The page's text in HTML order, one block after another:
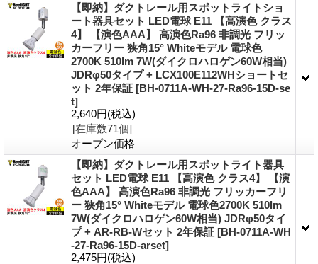
【即納】ダクトレール用スポットライトショ
ート器具セット LED電球 E11 【高演色 クラス
4】 【演色AAA】 高演色Ra96 非調光 フリッ
カーフリー 狭角15° Whiteモデル 電球色
2700K 510lm 7W(ダイクロハロゲン60W相当)
JDRφ50タイプ + LCX100E112WHショートセ
ット 2年保証 [BH-0711A-WH-27-Ra96-15D-se
t]
2,640円(税込)
[在庫数71個]
オープン価格
【即納】ダクトレール用スポットライト器具
セット LED電球 E11 【高演色 クラス4】 【演
色AAA】 高演色Ra96 非調光 フリッカーフリ
ー 狭角15° Whiteモデル 電球色2700K 510lm
7W(ダイクロハロゲン60W相当) JDRφ50タイ
プ + AR-RB-Wセット 2年保証 [BH-0711A-WH
-27-Ra96-15D-arset]
2,475円(税込)